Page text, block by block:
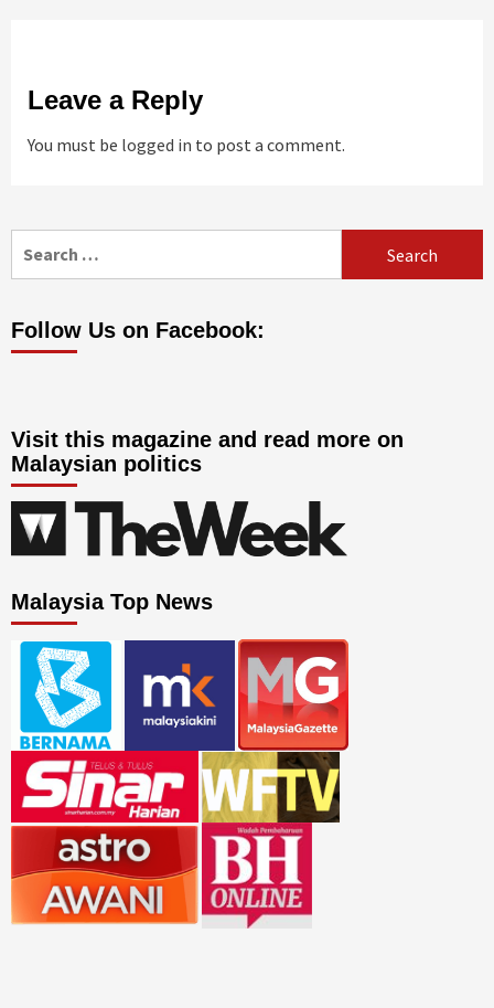
Leave a Reply
You must be logged in to post a comment.
Follow Us on Facebook:
Visit this magazine and read more on
Malaysian politics
Malaysia Top News